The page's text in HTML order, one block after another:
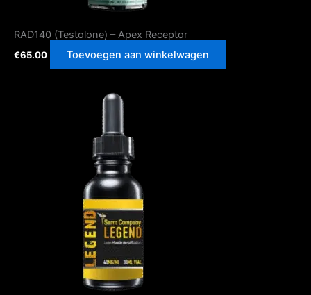
RAD140 (Testolone) – Apex Receptor
€65.00 Toevoegen aan winkelwagen